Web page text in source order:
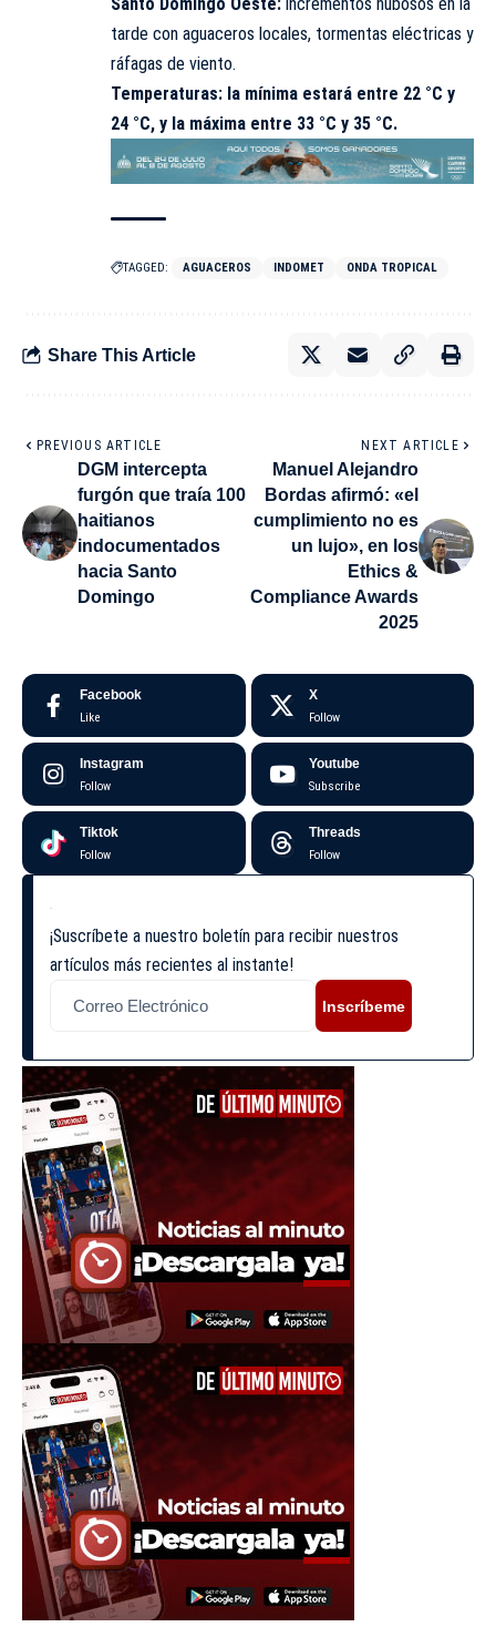
Santo Domingo Oeste: incrementos nubosos en la
tarde con aguaceros locales, tormentas eléctricas y
ráfagas de viento.
Temperaturas: la mínima estará entre 22 °C y
24 °C, y la máxima entre 33 °C y 35 °C.
TAGGED: AGUACEROS INDOMET ONDA TROPICAL
Share This Article
PREVIOUS ARTICLE
DGM intercepta
furgón que traía 100
haitianos
indocumentados
hacia Santo
Domingo
NEXT ARTICLE
Manuel Alejandro
Bordas afirmó: «el
cumplimiento no es
un lujo», en los
Ethics &
Compliance Awards
2025
Facebook
Like
X
Follow
Instagram
Follow
Youtube
Subscribe
Tiktok
Follow
Threads
Follow
¡Suscríbete a nuestro boletín para recibir nuestros
artículos más recientes al instante!
Inscríbeme